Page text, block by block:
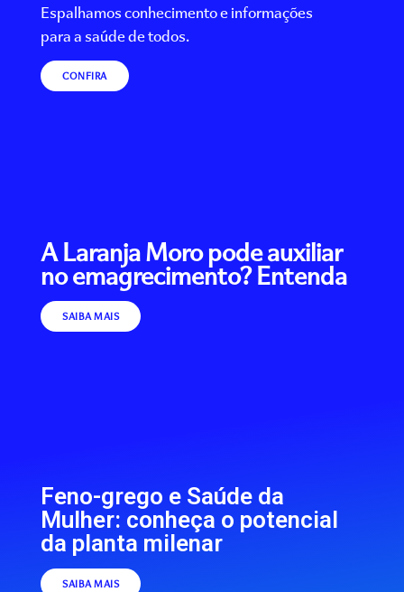
Espalhamos conhecimento e informações
para a saúde de todos.
CONFIRA
A Laranja Moro pode auxiliar
no emagrecimento? Entenda
SAIBA MAIS
Feno-grego e Saúde da
Mulher: conheça o potencial
da planta milenar
SAIBA MAIS